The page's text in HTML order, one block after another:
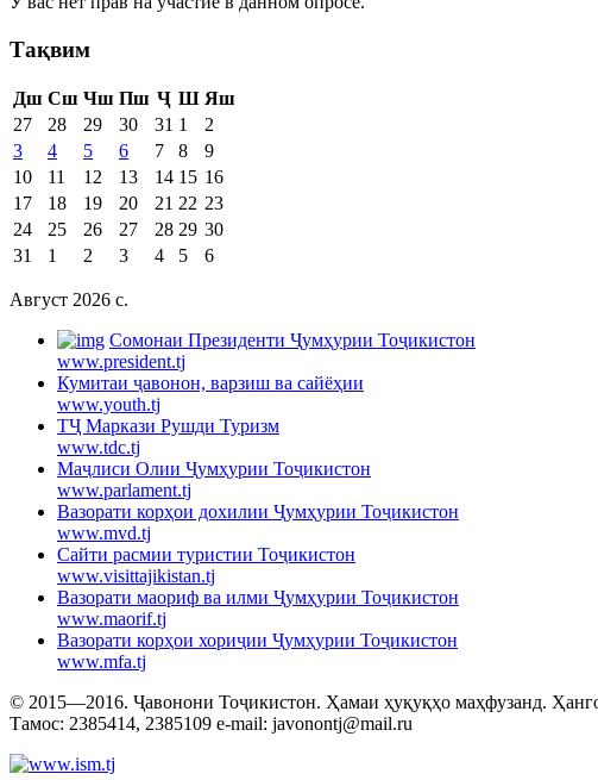
Тақвим
Дш Сш Чш Пш Ҷ Ш Яш
27
28 29 30 31 1
2
3
4 5 6 7 8
9
10
11 12 13 14 15 16
17
18 19 20 21 22 23
24
25 26 27 28 29 30
31
1 2 3 4 5 6
Август 2026 c.
Cомонаи Президенти Ҷумҳурии Тоҷикистон
www.president.tj
Кумитаи ҷавонон, варзиш ва сайёҳии
www.youth.tj
ТҶ Маркази Рушди Туризм
www.tdc.tj
Маҷлиси Олии Ҷумҳурии Тоҷикистон
www.parlament.tj
Вазорати корҳои дохилии Ҷумҳурии Тоҷикистон
www.mvd.tj
Сайти расмии туристии Тоҷикистон
www.visittajikistan.tj
Вазорати маориф ва илми Ҷумҳурии Тоҷикистон
www.maorif.tj
Вазорати корҳои хориҷии Ҷумҳурии Тоҷикистон
www.mfa.tj
© 2015—2016. Ҷавонони Тоҷикистон. Ҳамаи ҳуқуқҳо маҳфузанд.
Тамос: 2385414, 2385109 e-mail: javonontj@mail.ru